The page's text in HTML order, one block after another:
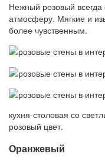
Нежный розовый
атмосферу. Мягкие и
более чувственным.
кухня-столовая со
розовый цвет.
Оранжевый